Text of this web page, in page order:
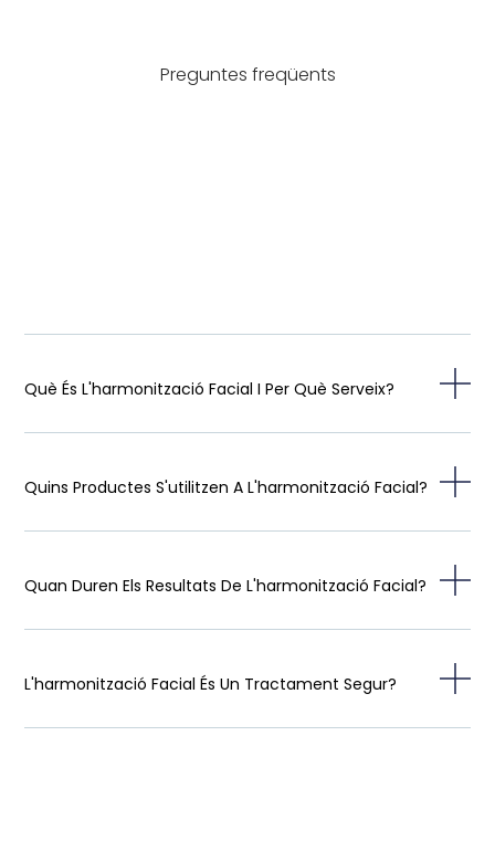
Preguntes freqüents
Què És L'harmonització Facial I Per Què Serveix?
Quins Productes S'utilitzen A L'harmonització Facial?
Quan Duren Els Resultats De L'harmonització Facial?
L'harmonització Facial És Un Tractament Segur?